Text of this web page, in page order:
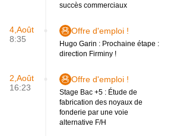
succès commerciaux
4,Août
8:35
Offre d'emploi !
Hugo Garin : Prochaine étape :
direction Firminy !
2,Août
16:23
Offre d'emploi !
Stage Bac +5 : Étude de
fabrication des noyaux de
fonderie par une voie
alternative F/H